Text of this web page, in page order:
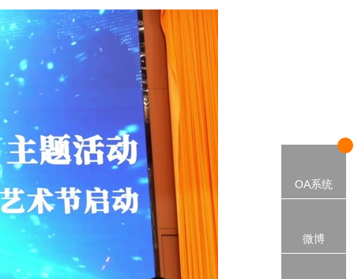
OA系统
微博